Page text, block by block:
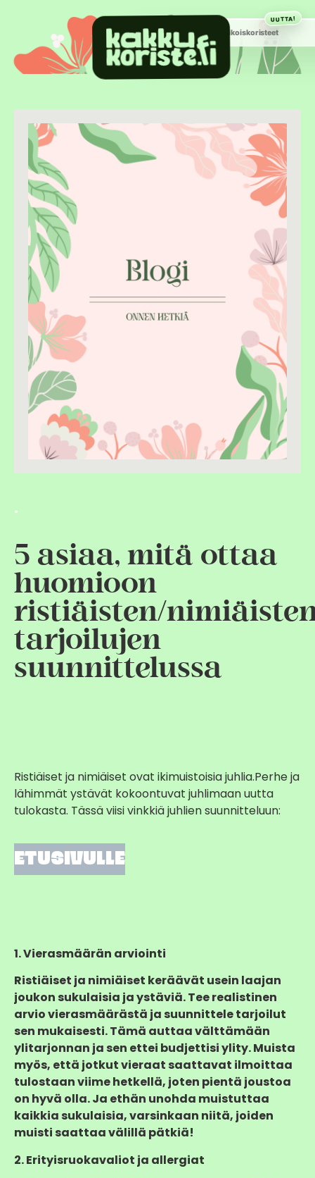
UUTTA!
Hääkakkukoriste Erikoiskoristeet
0
.
5 asiaa, mitä ottaa
huomioon
ristiäisten/
tarjoilujen
suunnittelussa
Ristiäiset ja nimiäiset ovat ikimuistoisia juhlia.Perhe ja
lähimmät ystävät kokoontuvat juhlimaan uutta
tulokasta. Tässä viisi vinkkiä juhlien suunnitteluun:
ETUSIVULLE
1. Vierasmäärän arviointi
Ristiäiset ja nimiäiset keräävät usein laajan
joukon sukulaisia ja ystäviä. Tee realistinen
arvio vierasmäärästä ja suunnittele tarjoilut
sen mukaisesti. Tämä auttaa välttämään
ylitarjonnan ja sen ettei budjettisi ylity. Muista
myös, että jotkut vieraat saattavat ilmoittaa
tulostaan viime hetkellä, joten pientä joustoa
on hyvä olla. Ja ethän unohda muistuttaa
kaikkia sukulaisia, varsinkaan niitä, joiden
muisti saattaa välillä pätkiä!
2. Erityisruokavaliot ja allergiat